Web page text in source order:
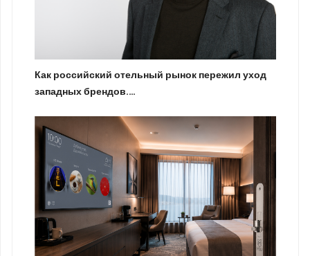
Как российский отельный рынок пережил уход
западных брендов.…